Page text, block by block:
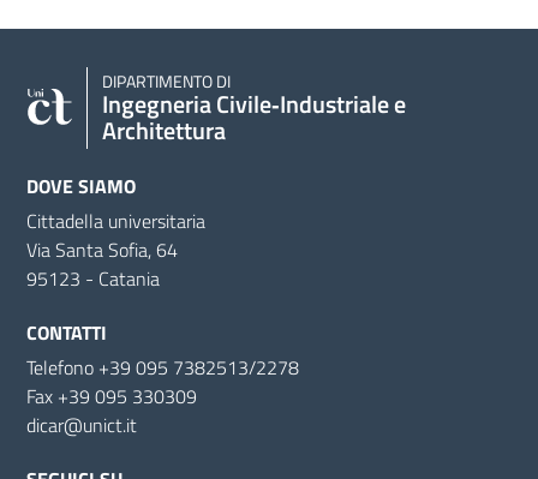
DIPARTIMENTO DI
Ingegneria Civile‑Industriale e
Architettura
DOVE SIAMO
Cittadella universitaria
Via Santa Sofia, 64
95123 - Catania
CONTATTI
Telefono +39 095 7382513/2278
Fax +39 095 330309
dicar@unict.it